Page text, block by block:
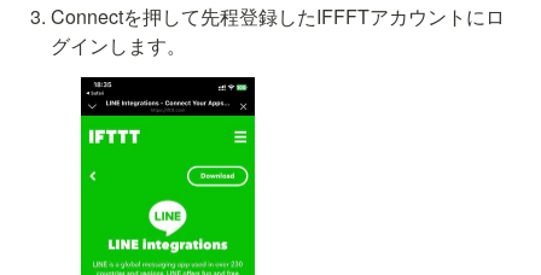
Connectを押して先程登録したIFFFTアカウントにロ
グインします。